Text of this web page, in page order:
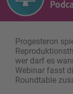
Progesteron
wer darf es
Webinar fasst
Roundtable